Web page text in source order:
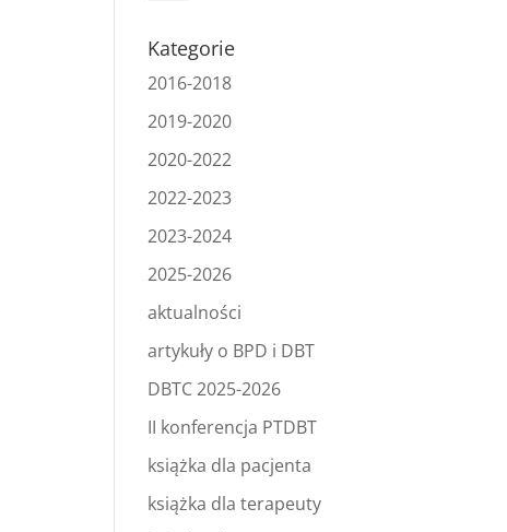
Kategorie
2016-2018
2019-2020
2020-2022
2022-2023
2023-2024
2025-2026
aktualności
artykuły o BPD i DBT
DBTC 2025-2026
II konferencja PTDBT
książka dla pacjenta
książka dla terapeuty